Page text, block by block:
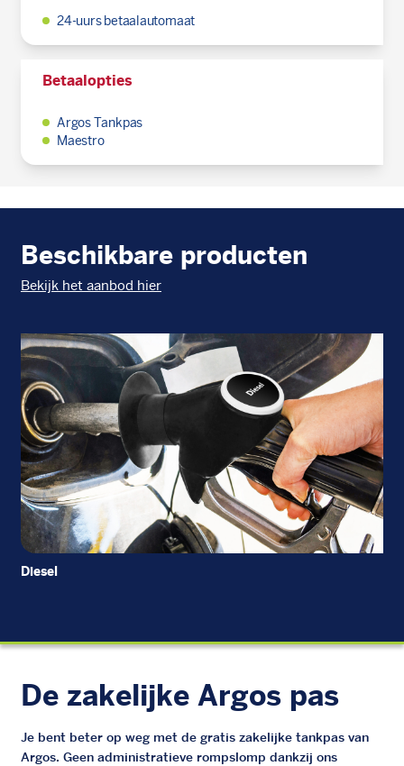
24-uurs betaalautomaat
Betaalopties
Argos Tankpas
Maestro
Beschikbare producten
Bekijk het aanbod hier
Diesel
De zakelijke Argos pas
Je bent beter op weg met de gratis zakelijke tankpas van
Argos. Geen administratieve rompslomp dankzij ons